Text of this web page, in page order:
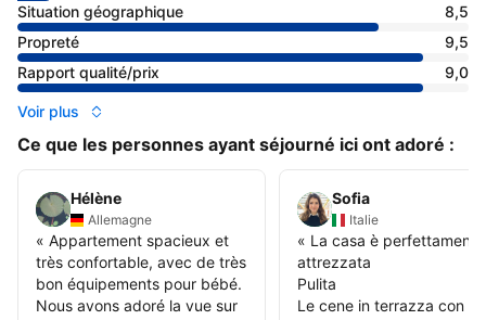
Situation géographique
8,5
Propreté
9,5
Rapport qualité/prix
9,0
Voir plus
Ce que les personnes ayant séjourné ici ont adoré :
Hélène
Allemagne
« Appartement spacieux et
très confortable, avec de très
bon équipements pour bébé.
Nous avons adoré la vue sur
Sofia
Italie
« La casa è perfettamente
attrezzata
Pulita
Le cene in terrazza con